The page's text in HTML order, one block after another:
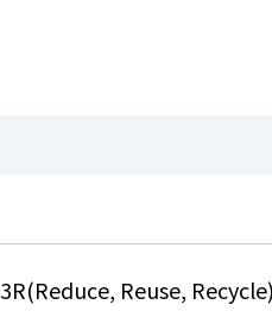
3R(Reduce, Reuse, Recycle)